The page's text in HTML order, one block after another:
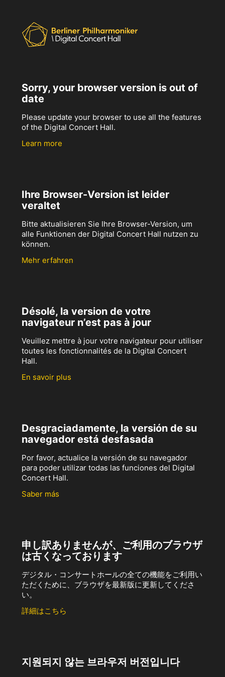
Sorry, your browser version is out of
date
Please update your browser to use all the features
of the Digital Concert Hall.
Learn more
Ihre Browser-Version ist leider
veraltet
Bitte aktualisieren Sie Ihre Browser-Version, um
alle Funktionen der Digital Concert Hall nutzen zu
können.
Mehr erfahren
Désolé, la version de votre
navigateur n’est pas à jour
Veuillez mettre à jour votre navigateur pour utiliser
toutes les fonctionnalités de la Digital Concert
Hall.
En savoir plus
Desgraciadamente, la versión de su
navegador está desfasada
Por favor, actualice la versión de su navegador
para poder utilizar todas las funciones del Digital
Concert Hall.
Saber más
申し訳ありませんが、ご利用のブラウザ
は古くなっております
デジタル・コンサートホールの全ての機能をご利用い
ただくために、ブラウザを最新版に更新してくださ
い。
詳細はこちら
지원되지 않는 브라우저 버전입니다